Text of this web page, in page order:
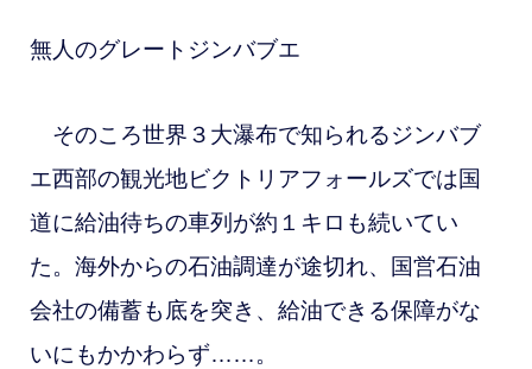
無人のグレートジンバブエ
そのころ世界３大瀑布で知られるジンバブ
エ西部の観光地ビクトリアフォールズでは国
道に給油待ちの車列が約１キロも続いてい
た。海外からの石油調達が途切れ、国営石油
会社の備蓄も底を突き、給油できる保障がな
いにもかかわらず……。